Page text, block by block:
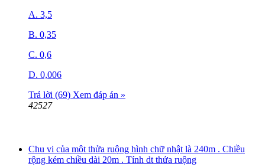
A. 3,5
B. 0,35
C. 0,6
D. 0,006
Trả lời (69) Xem đáp án »
42527
Chu vi của một thửa ruộng hình chữ nhật là 240m . Chiều
rộng kém chiều dài 20m . Tính dt thửa ruộng